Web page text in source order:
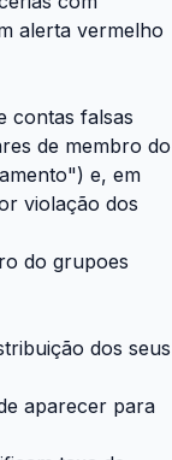
alerta vermelho
contas falsas
de membro do
e, em
violação dos
do grupoes
dos seus
aparecer para